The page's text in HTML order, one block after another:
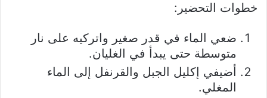
خطوات التحضير:
ضعي الماء في قدر صغير واتركيه على نار
متوسطة حتى يبدأ في الغليان.
أضيفي إكليل الجبل والقرنفل إلى الماء
المغلي.